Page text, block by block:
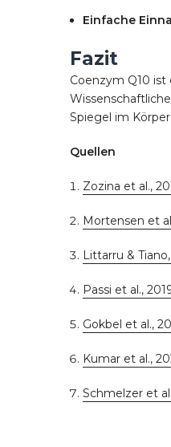
Einfache
Fazit
Coenzym Q10
Spiegel im
Quellen
Zozina et al.,
Mortensen et
Littarru &
Passi et al.,
Gokbel et al.,
Kumar et al.,
Schmelzer et